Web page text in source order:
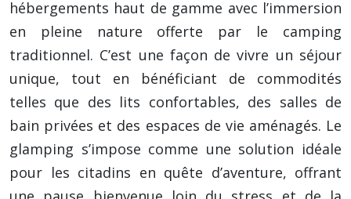
hébergements haut de gamme avec l’immersion
en pleine nature offerte par le camping
traditionnel. C’est une façon de vivre un séjour
unique, tout en bénéficiant de commodités
telles que des lits confortables, des salles de
bain privées et des espaces de vie aménagés. Le
glamping s’impose comme une solution idéale
pour les citadins en quête d’aventure, offrant